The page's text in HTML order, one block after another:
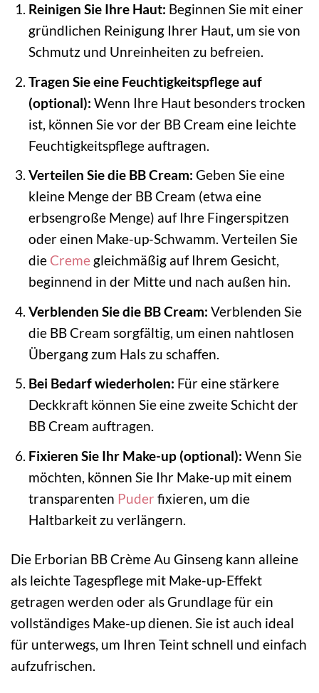
Reinigen Sie Ihre Haut: Beginnen Sie mit einer
gründlichen Reinigung Ihrer Haut, um sie von
Schmutz und Unreinheiten zu befreien.
Tragen Sie eine Feuchtigkeitspflege auf
(optional): Wenn Ihre Haut besonders trocken
ist, können Sie vor der BB Cream eine leichte
Feuchtigkeitspflege auftragen.
Verteilen Sie die BB Cream: Geben Sie eine
kleine Menge der BB Cream (etwa eine
erbsengroße Menge) auf Ihre Fingerspitzen
oder einen Make-up-Schwamm. Verteilen Sie
die Cremegleichmäßig auf Ihrem Gesicht,
beginnend in der Mitte und nach außen hin.
Verblenden Sie die BB Cream: Verblenden Sie
die BB Cream sorgfältig, um einen nahtlosen
Übergang zum Hals zu schaffen.
Bei Bedarf wiederholen: Für eine stärkere
Deckkraft können Sie eine zweite Schicht der
BB Cream auftragen.
Fixieren Sie Ihr Make-up (optional): Wenn Sie
möchten, können Sie Ihr Make-up mit einem
transparenten Puder fixieren, um die
Haltbarkeit zu verlängern.
Die Erborian BB Crème Au Ginseng kann alleine
als leichte Tagespflege mit Make-up-Effekt
getragen werden oder als Grundlage für ein
vollständiges Make-up dienen. Sie ist auch ideal
für unterwegs, um Ihren Teint schnell und einfach
aufzufrischen.